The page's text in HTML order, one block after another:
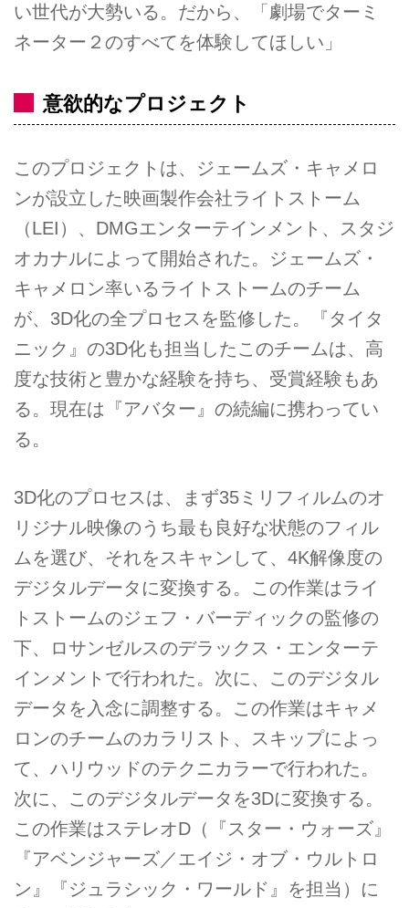
い世代が大勢いる。だから、「劇場でターミ
ネーター２のすべてを体験してほしい」
意欲的なプロジェクト
このプロジェクトは、ジェームズ・キャメロ
ンが設立した映画製作会社ライトストーム
（LEI）、DMGエンターテインメント、スタジ
オカナルによって開始された。ジェームズ・
キャメロン率いるライトストームのチーム
が、3D化の全プロセスを監修した。『タイタ
ニック』の3D化も担当したこのチームは、高
度な技術と豊かな経験を持ち、受賞経験もあ
る。現在は『アバター』の続編に携わってい
る。
3D化のプロセスは、まず35ミリフィルムのオ
リジナル映像のうち最も良好な状態のフィル
ムを選び、それをスキャンして、4K解像度の
デジタルデータに変換する。この作業はライ
トストームのジェフ・バーディックの監修の
下、ロサンゼルスのデラックス・エンターテ
インメントで行われた。次に、このデジタル
データを入念に調整する。この作業はキャメ
ロンのチームのカラリスト、スキップによっ
て、ハリウッドのテクニカラーで行われた。
次に、このデジタルデータを3Dに変換する。
この作業はステレオD（『スター・ウォーズ』
『アベンジャーズ／エイジ・オブ・ウルトロ
ン』『ジュラシック・ワールド』を担当）に